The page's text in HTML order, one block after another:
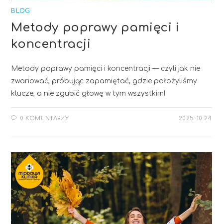
BLOG
Metody poprawy pamięci i
koncentracji
Metody poprawy pamięci i koncentracji — czyli jak nie
zwariować, próbując zapamiętać, gdzie położyliśmy
klucze, a nie zgubić głowę w tym wszystkim!
0 KOMENTARZY 2025-10-24